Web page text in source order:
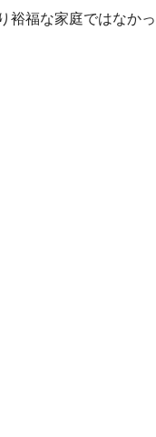
裕福な家庭ではなかっ